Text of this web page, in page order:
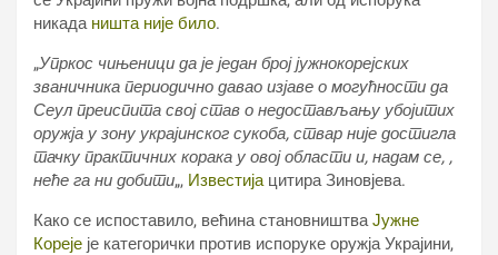
никада ништа није било.
„Упркос чињеници да је један број јужнокорејских
званичника периодично давао изјаве о могућности да
Сеул преиспита свој став о недостављању убојитих
оружја у зону украјинског сукоба, ствар није достигла
тачку практичних корака у овој области и, надам се, ,
неће га ни добити„, Известија цитира Зиновјева.
Како се испоставило, већина становништваЈужне
Кореје је категорички против испоруке оружја Украјини,